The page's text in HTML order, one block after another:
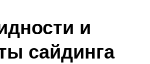
и
сайдинга